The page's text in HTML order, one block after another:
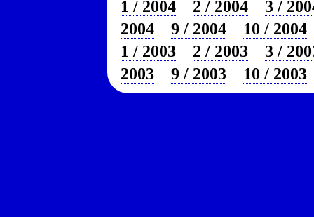
1 / 2004 2 / 2004
3 /
2004
9 / 2004
10 / 2004
1 / 2003
2 / 2003
3 /
2003
9 / 2003 10 / 2003